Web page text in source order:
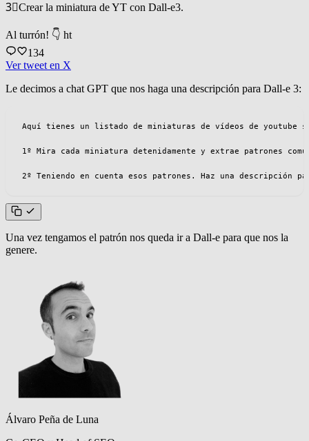
3⃣Crear la miniatura de YT con Dall-e3.
Al turrón! 👇 ht
134
Ver tweet en X
Le decimos a chat GPT que nos haga una descripción para Dall-e 3:
Aquí tienes un listado de miniaturas de vídeos de youtube
1º Mira cada miniatura detenidamente y extrae patrones
2º Teniendo en cuenta esos patrones. Haz una descripción
Una vez tengamos el patrón nos queda ir a Dall-e para que nos la
genere.
Álvaro Peña de Luna